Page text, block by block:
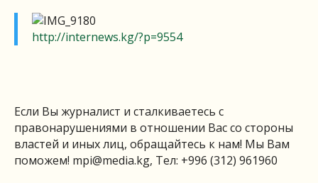
http://internews.kg/?p=9554
Если Вы журналист и сталкиваетесь с
правонарушениями в отношении Вас со стороны
властей и иных лиц, обращайтесь к нам! Мы Вам
поможем! mpi@media.kg, Тел: +996 (312) 961960